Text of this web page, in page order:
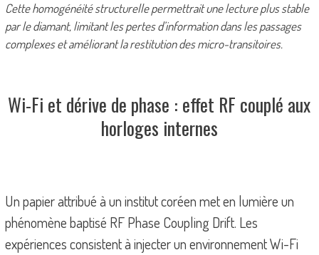
Cette homogénéité structurelle permettrait une lecture plus stable
par le diamant, limitant les pertes d’information dans les passages
complexes et améliorant la restitution des micro-transitoires.
Wi-Fi et dérive de phase : effet RF couplé aux
horloges internes
Un papier attribué à un institut coréen met en lumière un
phénomène baptisé RF Phase Coupling Drift. Les
expériences consistent à injecter un environnement Wi-Fi